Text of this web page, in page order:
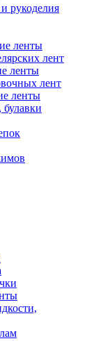
рукоделия
ленты
лент
ленты
лент
ленты